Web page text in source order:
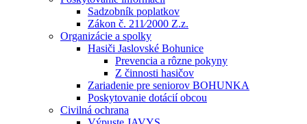
Sadzobník poplatkov
Zákon č. 211⁄2000 Z.z.
Organizácie a spolky
Hasiči Jaslovské Bohunice
Prevencia a rôzne pokyny
Z činnosti hasičov
Zariadenie pre seniorov BOHUNKA
Poskytovanie dotácií obcou
Civilná ochrana